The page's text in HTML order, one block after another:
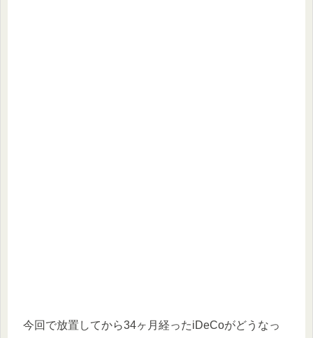
今回で放置してから34ヶ月経ったiDeCoがどうなっ